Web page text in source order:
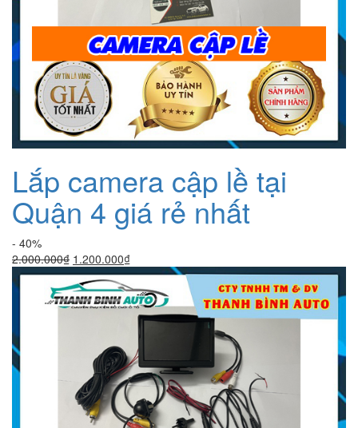
Lắp camera cập lề tại
Quận 4 giá rẻ nhất
- 40%
2.000.000₫ Giá
gốc
là:
2.000.000₫.
1.200.000₫Giá
hiện
tại
là:
1.200.000₫.